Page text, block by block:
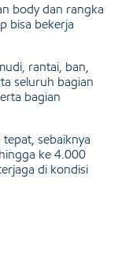
body dan rangka
bisa bekerja
rantai, ban,
seluruh bagian
bagian
sebaiknya
ke 4.000
di kondisi